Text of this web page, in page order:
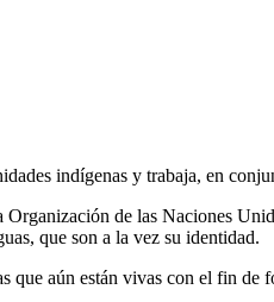
indígenas y trabaja, en
de las Naciones
que son a la vez su identidad.
aún están vivas con el fin